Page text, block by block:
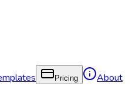
Pricing About